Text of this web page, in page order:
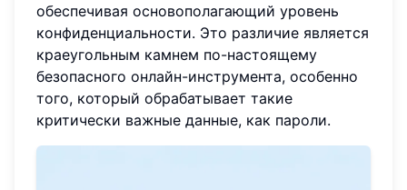
обеспечивая основополагающий уровень
конфиденциальности. Это различие является
краеугольным камнем по-настоящему
безопасного онлайн-инструмента, особенно
того, который обрабатывает такие
критически важные данные, как пароли.